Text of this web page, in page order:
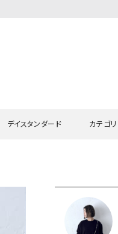
デイスタンダード カテゴリ
ワンピース・チュニック
ラッピ